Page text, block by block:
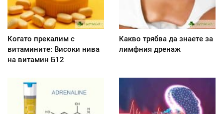
Когато прекалим с
витамините: Високи нива
на витамин Б12
Какво трябва да знаете за
лимфния дренаж